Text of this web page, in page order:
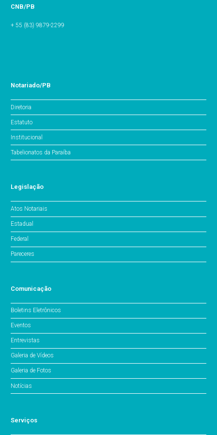
CNB/PB
+ 55 (83) 9879-2299
Notariado/PB
Diretoria
Estatuto
Institucional
Tabelionatos da Paraíba
Legislação
Atos Notariais
Estadual
Federal
Pareceres
Comunicação
Boletins Eletrônicos
Eventos
Entrevistas
Galeria de Vídeos
Galeria de Fotos
Notícias
Serviços